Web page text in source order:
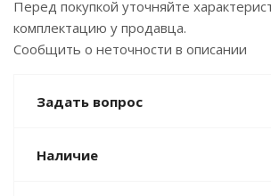
Перед покупкой уточняйте
комплектацию у продавца.
Сообщить о неточности в описании
Задать вопрос
Наличие